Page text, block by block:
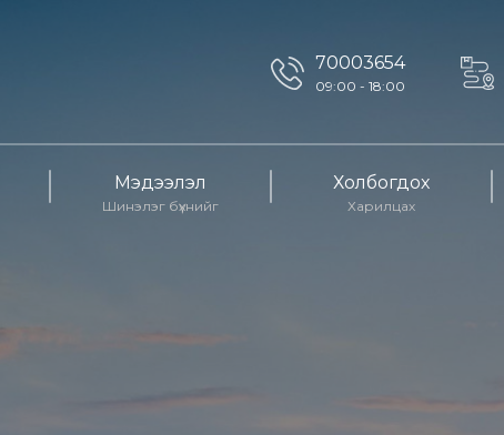
70003654
09:00 - 18:00
Мэдээлэл
Шинэлэг бүхнийг
Холбогдох
Харилцах